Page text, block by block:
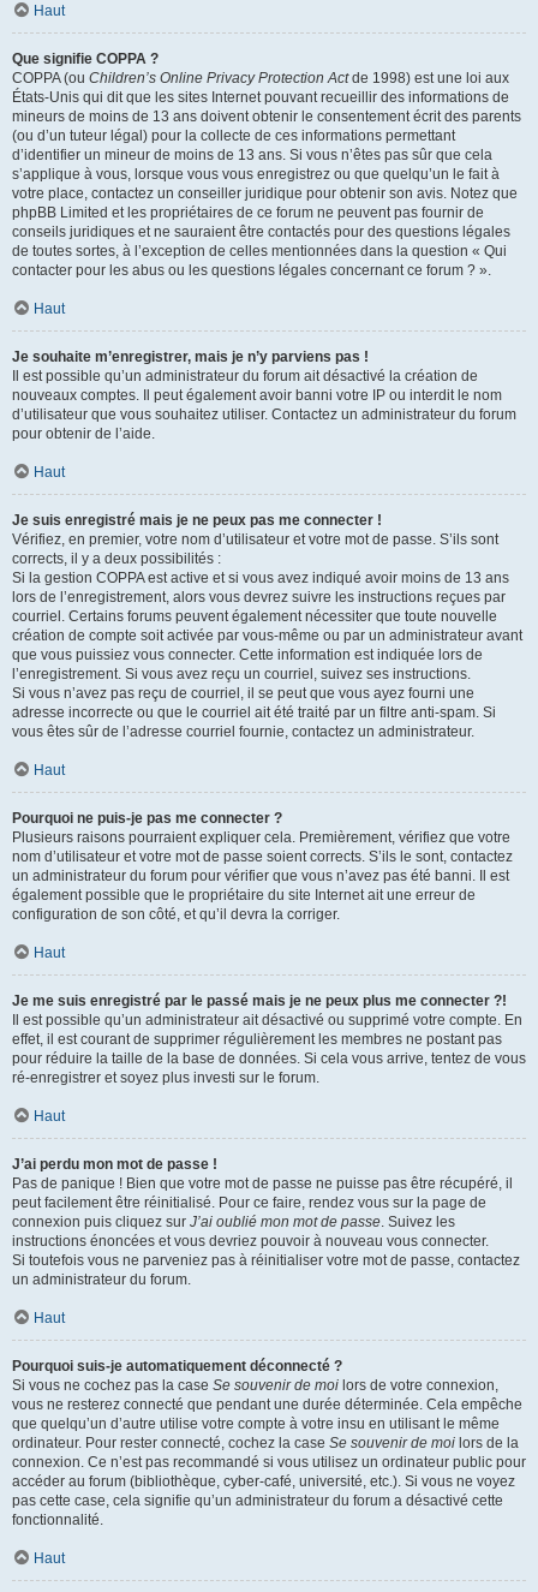
Haut
Que signifie COPPA ?
COPPA (ou Children’s Online Privacy Protection Actde 1998) est une loi aux
États-Unis qui dit que les sites Internet pouvant recueillir des informations de
mineurs de moins de 13 ans doivent obtenir le consentement écrit des parents
(ou d’un tuteur légal) pour la collecte de ces informations permettant
d’identifier un mineur de moins de 13 ans. Si vous n’êtes pas sûr que cela
s’applique à vous, lorsque vous vous enregistrez ou que quelqu’un le fait à
votre place, contactez un conseiller juridique pour obtenir son avis. Notez que
phpBB Limited et les propriétaires de ce forum ne peuvent pas fournir de
conseils juridiques et ne sauraient être contactés pour des questions légales
de toutes sortes, à l’exception de celles mentionnées dans la question « Qui
contacter pour les abus ou les questions légales concernant ce forum ? ».
Haut
Je souhaite m’enregistrer, mais je n’y parviens pas !
Il est possible qu’un administrateur du forum ait désactivé la création de
nouveaux comptes. Il peut également avoir banni votre IP ou interdit le nom
d’utilisateur que vous souhaitez utiliser. Contactez un administrateur du forum
pour obtenir de l’aide.
Haut
Je suis enregistré mais je ne peux pas me connecter !
Vérifiez, en premier, votre nom d’utilisateur et votre mot de passe. S’ils sont
corrects, il y a deux possibilités :
Si la gestion COPPA est active et si vous avez indiqué avoir moins de 13 ans
lors de l’enregistrement, alors vous devrez suivre les instructions reçues par
courriel. Certains forums peuvent également nécessiter que toute nouvelle
création de compte soit activée par vous-même ou par un administrateur avant
que vous puissiez vous connecter. Cette information est indiquée lors de
l’enregistrement. Si vous avez reçu un courriel, suivez ses instructions.
Si vous n’avez pas reçu de courriel, il se peut que vous ayez fourni une
adresse incorrecte ou que le courriel ait été traité par un filtre anti-spam. Si
vous êtes sûr de l’adresse courriel fournie, contactez un administrateur.
Haut
Pourquoi ne puis-je pas me connecter ?
Plusieurs raisons pourraient expliquer cela. Premièrement, vérifiez que votre
nom d’utilisateur et votre mot de passe soient corrects. S’ils le sont, contactez
un administrateur du forum pour vérifier que vous n’avez pas été banni. Il est
également possible que le propriétaire du site Internet ait une erreur de
configuration de son côté, et qu’il devra la corriger.
Haut
Je me suis enregistré par le passé mais je ne peux plus me connecter ?!
Il est possible qu’un administrateur ait désactivé ou supprimé votre compte. En
effet, il est courant de supprimer régulièrement les membres ne postant pas
pour réduire la taille de la base de données. Si cela vous arrive, tentez de vous
ré-enregistrer et soyez plus investi sur le forum.
Haut
J’ai perdu mon mot de passe !
Pas de panique ! Bien que votre mot de passe ne puisse pas être récupéré, il
peut facilement être réinitialisé. Pour ce faire, rendez vous sur la page de
connexion puis cliquez sur J’ai oublié mon mot de passe. Suivez les
instructions énoncées et vous devriez pouvoir à nouveau vous connecter.
Si toutefois vous ne parveniez pas à réinitialiser votre mot de passe, contactez
un administrateur du forum.
Haut
Pourquoi suis-je automatiquement déconnecté ?
Si vous ne cochez pas la case Se souvenir de moi lors de votre connexion,
vous ne resterez connecté que pendant une durée déterminée. Cela empêche
que quelqu’un d’autre utilise votre compte à votre insu en utilisant le même
ordinateur. Pour rester connecté, cochez la case Se souvenir de moi lors de la
connexion. Ce n’est pas recommandé si vous utilisez un ordinateur public pour
accéder au forum (bibliothèque, cyber-café, université, etc.). Si vous ne voyez
pas cette case, cela signifie qu’un administrateur du forum a désactivé cette
fonctionnalité.
Haut